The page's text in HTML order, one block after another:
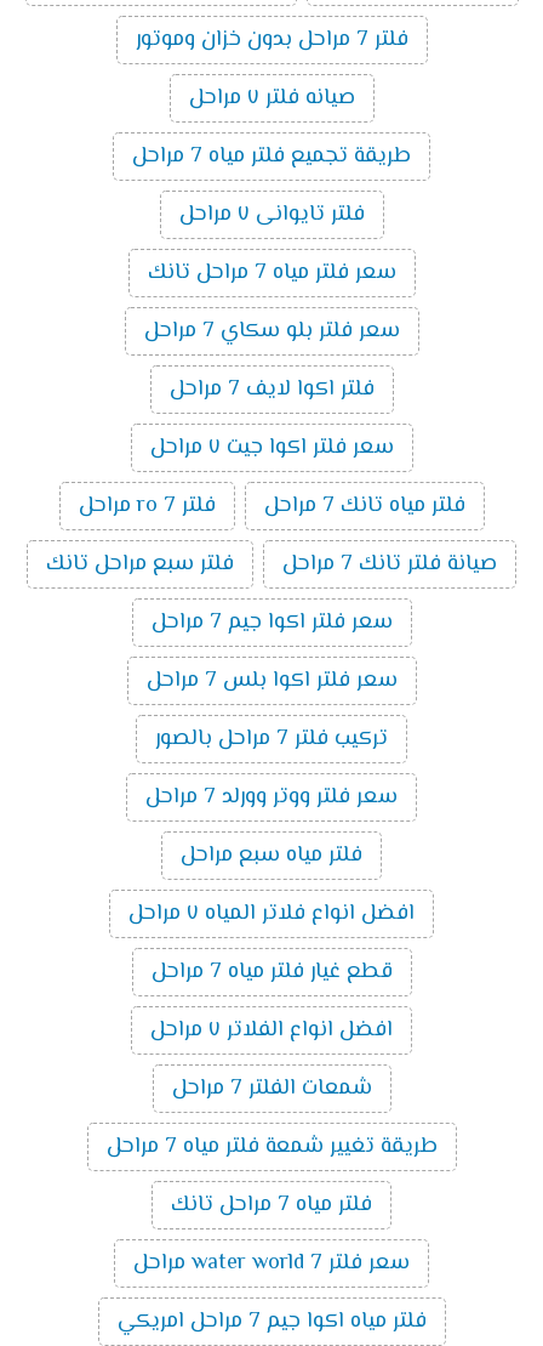
فلتر 7 مراحل بدون خزان وموتور
صيانه فلتر ٧ مراحل
طريقة تجميع فلتر مياه 7 مراحل
فلتر تايوانى ٧ مراحل
سعر فلتر مياه 7 مراحل تانك
سعر فلتر بلو سكاي 7 مراحل
فلتر اكوا لايف 7 مراحل
سعر فلتر اكوا جيت ٧ مراحل
فلتر مياه تانك 7 مراحل
فلتر ro 7 مراحل
صيانة فلتر تانك 7 مراحل
فلتر سبع مراحل تانك
سعر فلتر اكوا جيم 7 مراحل
سعر فلتر اكوا بلس 7 مراحل
تركيب فلتر 7 مراحل بالصور
سعر فلتر ووتر وورلد 7 مراحل
فلتر مياه سبع مراحل
افضل انواع فلاتر المياه ٧ مراحل
قطع غيار فلتر مياه 7 مراحل
افضل انواع الفلاتر ٧ مراحل
شمعات الفلتر 7 مراحل
طريقة تغيير شمعة فلتر مياه 7 مراحل
فلتر مياه 7 مراحل تانك
سعر فلتر water world 7 مراحل
فلتر مياه اكوا جيم 7 مراحل امريكي